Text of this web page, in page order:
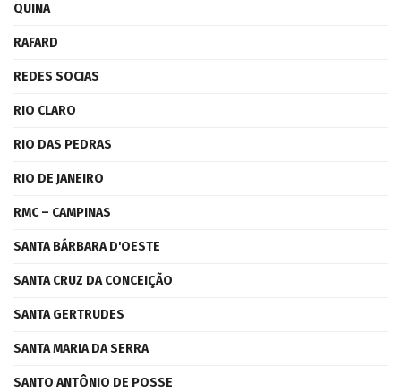
QUINA
RAFARD
REDES SOCIAS
RIO CLARO
RIO DAS PEDRAS
RIO DE JANEIRO
RMC – CAMPINAS
SANTA BÁRBARA D'OESTE
SANTA CRUZ DA CONCEIÇÃO
SANTA GERTRUDES
SANTA MARIA DA SERRA
SANTO ANTÔNIO DE POSSE